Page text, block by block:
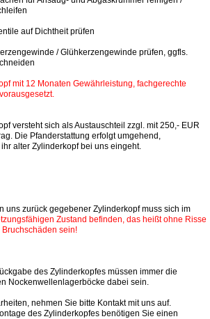
auf Dichtheit prüfen
/ Glühkerzengewinde prüfen, ggfls.
mit 12 Monaten Gewährleistung, fachgerechte
versteht sich als Austauschteil zzgl. mit 250,- EUR
Die Pfanderstattung erfolgt umgehend,
alter Zylinderkopf bei uns eingeht.
uns zurück gegebener Zylinderkopf muss sich im
Zustand befinden, das heißt ohne Risse
sein!
des Zylinderkopfes müssen immer die
Nockenwellenlagerböcke dabei sein.
nehmen Sie bitte Kontakt mit uns auf.
des Zylinderkopfes benötigen Sie einen